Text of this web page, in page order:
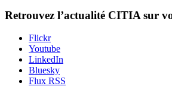
Retrouvez l’actualité CITIA sur
Flickr
Youtube
LinkedIn
Bluesky
Flux RSS